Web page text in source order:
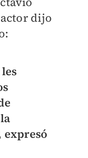
dijo
expresó